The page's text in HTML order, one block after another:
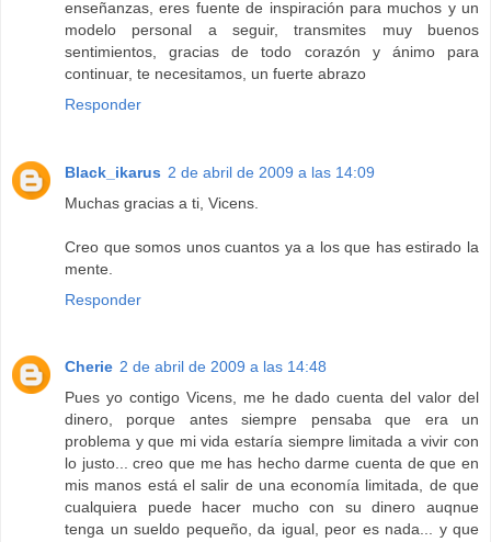
enseñanzas, eres fuente de inspiración para muchos y un
modelo personal a seguir, transmites muy buenos
sentimientos, gracias de todo corazón y ánimo para
continuar, te necesitamos, un fuerte abrazo
Responder
Black_ikarus 2 de abril de 2009 a las 14:09
Muchas gracias a ti, Vicens.
Creo que somos unos cuantos ya a los que has estirado la
mente.
Responder
Cherie 2 de abril de 2009 a las 14:48
Pues yo contigo Vicens, me he dado cuenta del valor del
dinero, porque antes siempre pensaba que era un
problema y que mi vida estaría siempre limitada a vivir con
lo justo... creo que me has hecho darme cuenta de que en
mis manos está el salir de una economía limitada, de que
cualquiera puede hacer mucho con su dinero auqnue
tenga un sueldo pequeño, da igual, peor es nada... y que